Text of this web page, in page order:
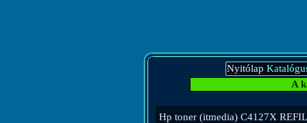
Nyitólap
A
Hp toner (itmedia) C4127X